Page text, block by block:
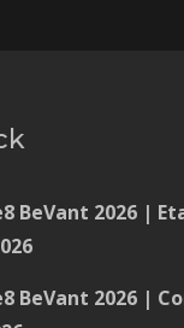
BeVant 2026 |
BeVant 2026 |